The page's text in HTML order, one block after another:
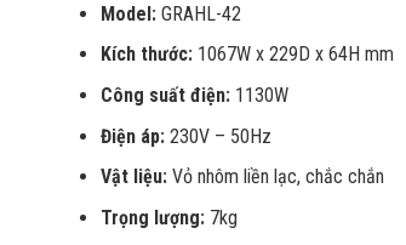
Model:GRAHL-42
Kích thước:1067W x 229D x 64H mm
Công suất điện:1130W
Điện áp:230V – 50Hz
Vật liệu:Vỏ nhôm liền lạc, chắc chắn
Trọng lượng:7kg